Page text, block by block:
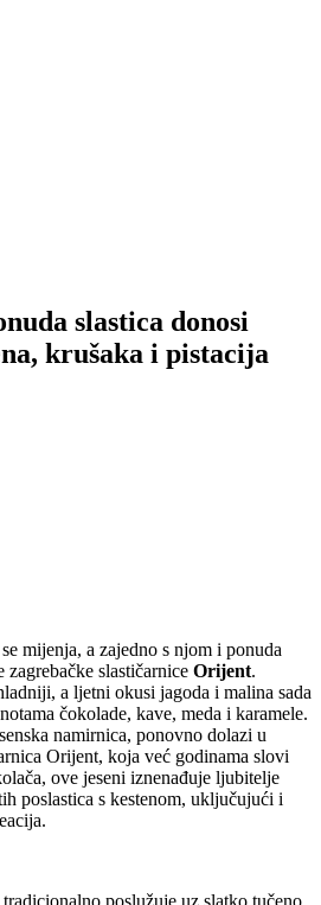
slastica donosi
krušaka i pistacija
mijenja, a zajedno s njom i ponuda
zagrebačke slastičarnice Orijent.
a ljetni okusi jagoda i malina sada
čokolade, kave, meda i karamele.
namirnica, ponovno dolazi u
Orijent, koja već godinama slovi
ove jeseni iznenađuje ljubitelje
poslastica s kestenom, uključujući i
poslužuje uz slatko tučeno